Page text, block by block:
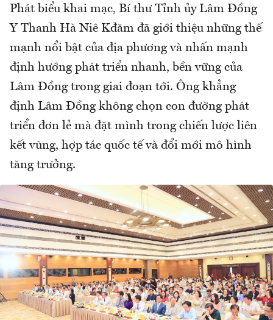
Phát biểu khai mạc, Bí thư Tỉnh ủy Lâm Đồng
Y Thanh Hà Niê Kđăm đã giới thiệu những thế
mạnh nổi bật của địa phương và nhấn mạnh
định hướng phát triển nhanh, bền vững của
Lâm Đồng trong giai đoạn tới. Ông khẳng
định Lâm Đồng không chọn con đường phát
triển đơn lẻ mà đặt mình trong chiến lược liên
kết vùng, hợp tác quốc tế và đổi mới mô hình
tăng trưởng.